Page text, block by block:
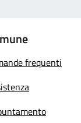
frequenti